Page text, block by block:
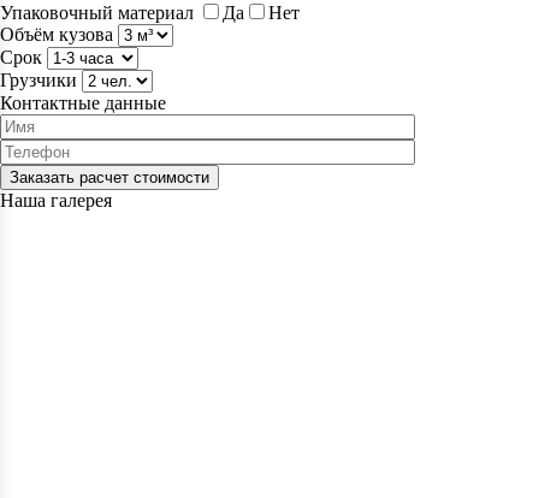
Упаковочный материал
Да
Нет
Объём кузова
Срок
Грузчики
Контактные данные
Заказать расчет стоимости
Наша галерея